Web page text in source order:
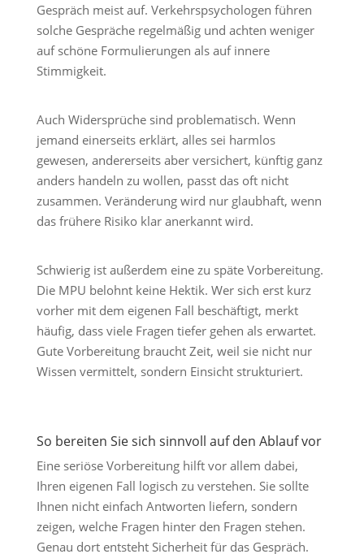
Gespräch meist auf. Verkehrspsychologen führen
solche Gespräche regelmäßig und achten weniger
auf schöne Formulierungen als auf innere
Stimmigkeit.
Auch Widersprüche sind problematisch. Wenn
jemand einerseits erklärt, alles sei harmlos
gewesen, andererseits aber versichert, künftig ganz
anders handeln zu wollen, passt das oft nicht
zusammen. Veränderung wird nur glaubhaft, wenn
das frühere Risiko klar anerkannt wird.
Schwierig ist außerdem eine zu späte Vorbereitung.
Die MPU belohnt keine Hektik. Wer sich erst kurz
vorher mit dem eigenen Fall beschäftigt, merkt
häufig, dass viele Fragen tiefer gehen als erwartet.
Gute Vorbereitung braucht Zeit, weil sie nicht nur
Wissen vermittelt, sondern Einsicht strukturiert.
So bereiten Sie sich sinnvoll auf den Ablauf vor
Eine seriöse Vorbereitung hilft vor allem dabei,
Ihren eigenen Fall logisch zu verstehen. Sie sollte
Ihnen nicht einfach Antworten liefern, sondern
zeigen, welche Fragen hinter den Fragen stehen.
Genau dort entsteht Sicherheit für das Gespräch.